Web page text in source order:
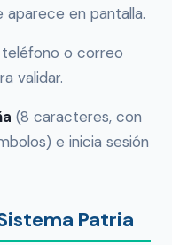
aparece en pantalla.
o correo
validar.
(8 caracteres, con
e inicia sesión
Patria